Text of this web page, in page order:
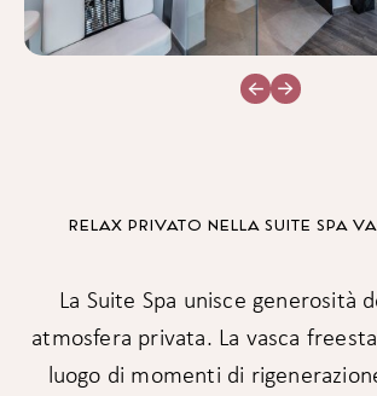
RELAX PRIVATO NELLA SUITE SPA
La Suite Spa unisce generosità
atmosfera privata. La vasca
luogo di momenti di